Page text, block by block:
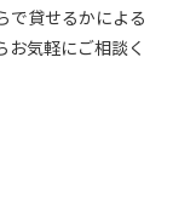
で貸せるかによる
お気軽にご相談く